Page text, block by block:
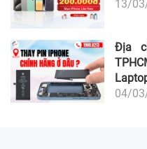
13/
Địa
04/